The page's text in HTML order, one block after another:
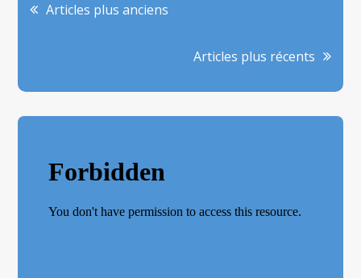
articles
Articles plus anciens
Articles plus récents